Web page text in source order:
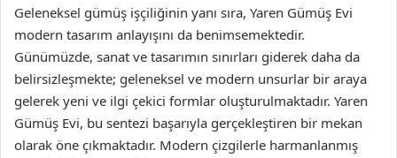
Geleneksel gümüş işçiliğinin yanı sıra, Yaren Gümüş Evi
modern tasarım anlayışını da benimsemektedir.
Günümüzde, sanat ve tasarımın sınırları giderek daha da
belirsizleşmekte; geleneksel ve modern unsurlar bir araya
gelerek yeni ve ilgi çekici formlar oluşturulmaktadır. Yaren
Gümüş Evi, bu sentezi başarıyla gerçekleştiren bir mekan
olarak öne çıkmaktadır. Modern çizgilerle harmanlanmış